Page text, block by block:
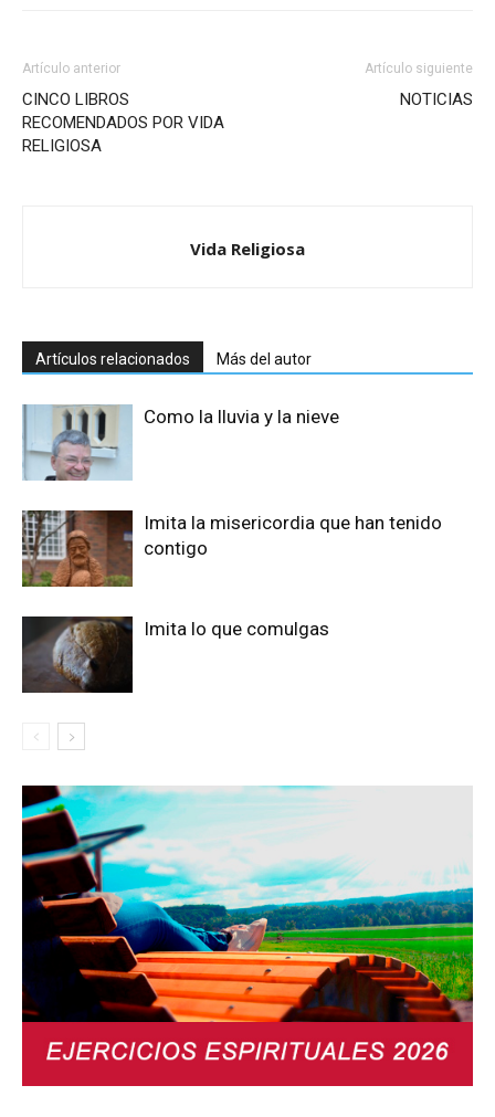
Artículo anterior
CINCO LIBROS
RECOMENDADOS POR VIDA
RELIGIOSA
Artículo siguiente
NOTICIAS
Vida Religiosa
Artículos relacionados Más del autor
Como la lluvia y la nieve
Imita la misericordia que han tenido
contigo
Imita lo que comulgas